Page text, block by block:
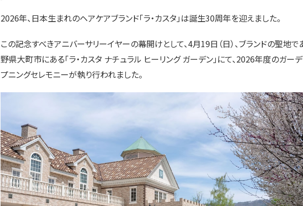
2026年、日本生まれのヘアケアブランド「ラ・カスタ」は誕生30周年を迎えました。
この記念すべきアニバーサリーイヤーの幕開けとして、4月19日（日）、ブランドの聖地で
野県大町市にある「ラ・カスタ ナチュラル ヒーリング ガーデン」にて、2026年度のガー
プニングセレモニーが執り行われました。